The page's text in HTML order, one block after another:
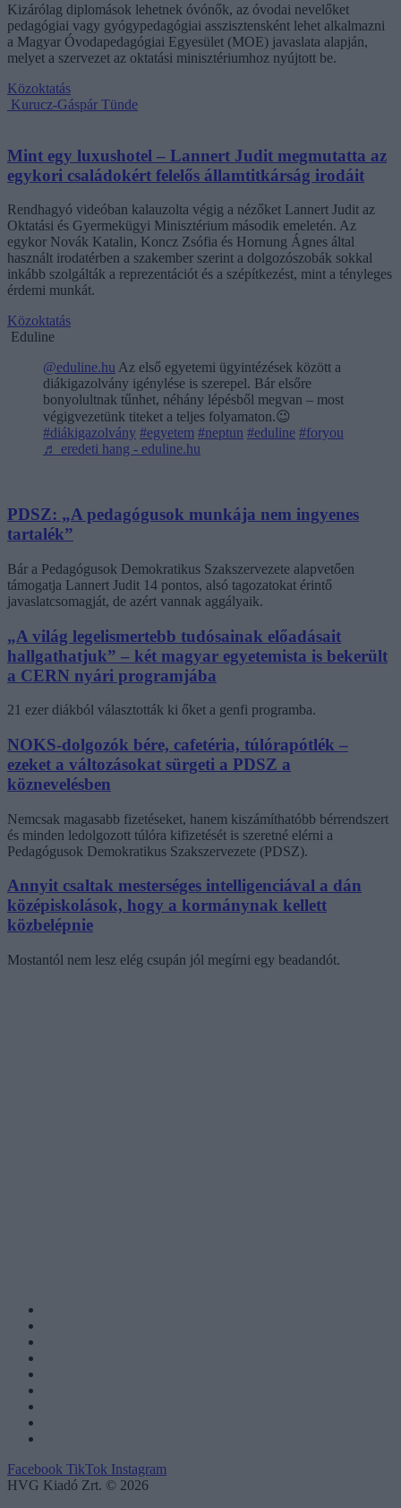
Kizárólag diplomások lehetnek óvónők, az óvodai nevelőket
pedagógiai vagy gyógypedagógiai asszisztensként lehet alkalmazni
a Magyar Óvodapedagógiai Egyesület (MOE) javaslata alapján,
melyet a szervezet az oktatási minisztériumhoz nyújtott be.
Közoktatás
Kurucz-Gáspár Tünde
Mint egy luxushotel – Lannert Judit megmutatta az
egykori családokért felelős államtitkárság irodáit
Rendhagyó videóban kalauzolta végig a nézőket Lannert Judit az
Oktatási és Gyermekügyi Minisztérium második emeletén. Az
egykor Novák Katalin, Koncz Zsófia és Hornung Ágnes által
használt irodatérben a szakember szerint a dolgozószobák sokkal
inkább szolgálták a reprezentációt és a szépítkezést, mint a tényleges
érdemi munkát.
Közoktatás
Eduline
@eduline.hu Az első egyetemi ügyintézések között a
diákigazolvány igénylése is szerepel. Bár elsőre
bonyolultnak tűnhet, néhány lépésből megvan – most
végigvezetünk titeket a teljes folyamaton.😉
#diákigazolvány #egyetem #neptun #eduline #foryou
♬ eredeti hang - eduline.hu
PDSZ: „A pedagógusok munkája nem ingyenes
tartalék”
Bár a Pedagógusok Demokratikus Szakszervezete alapvetően
támogatja Lannert Judit 14 pontos, alsó tagozatokat érintő
javaslatcsomagját, de azért vannak aggályaik.
„A világ legelismertebb tudósainak előadásait
hallgathatjuk” – két magyar egyetemista is bekerült
a CERN nyári programjába
21 ezer diákból választották ki őket a genfi programba.
NOKS-dolgozók bére, cafetéria, túlórapótlék –
ezeket a változásokat sürgeti a PDSZ a
köznevelésben
Nemcsak magasabb fizetéseket, hanem kiszámíthatóbb bérrendszert
és minden ledolgozott túlóra kifizetését is szeretné elérni a
Pedagógusok Demokratikus Szakszervezete (PDSZ).
Annyit csaltak mesterséges intelligenciával a dán
középiskolások, hogy a kormánynak kellett
közbelépnie
Mostantól nem lesz elég csupán jól megírni egy beadandót.
Facebook TikTok Instagram
HVG Kiadó Zrt. © 2026